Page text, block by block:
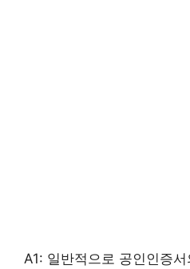
A1: 일반적으로 공인인증